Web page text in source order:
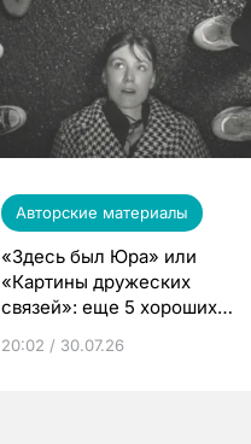
Авторские материалы
«Здесь был Юра» или
«Картины дружеских
связей»: еще 5 хороших
20:02 / 30.07.26